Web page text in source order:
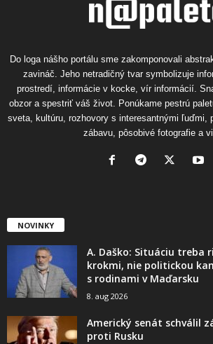
Do loga nášho portálu sme zakomponovali
zavináč. Jeho netradičný tvar symbolizuje
prostredí, informácie v kocke, vír informácií.
obzor a spestriť váš život. Ponúkame pestrú
sveta, kultúru, rozhovory s interesantnými ľuďmi,
zábavu, pôsobivé fotografie a
NOVINKY
A. Daško: Situáciu treba
krokmi, nie politickou
s rodinami v Maďarsku
8. aug 2026
Americký senát schválil
proti Rusku